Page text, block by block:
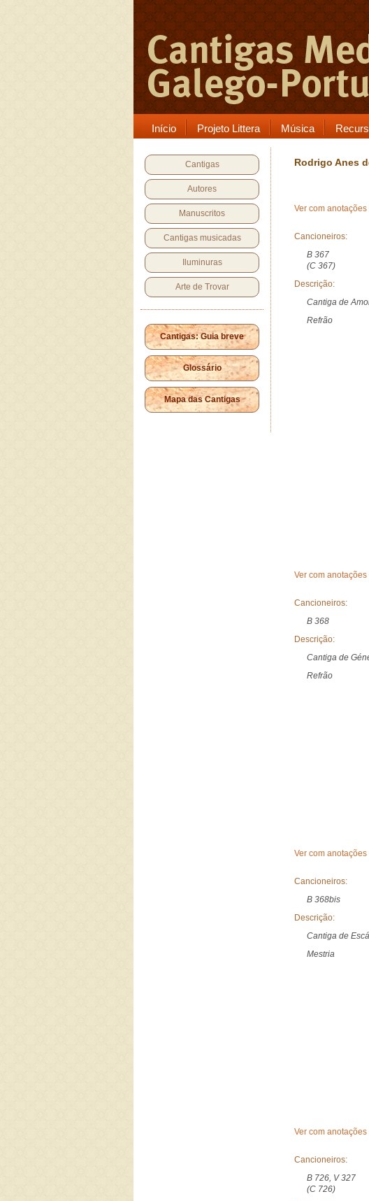
Início Projeto Littera Música
Cantigas
Autores
Manuscritos
Cantigas musicadas
Iluminuras
Arte de Trovar
Cantigas: Guia breve
Glossário
Mapa das Cantigas
Rodrigo Anes
Ver com anotações
Cancioneiros:
B 367
(C 367)
Descrição:
Cantiga de
Refrão
Ver com anotações
Cancioneiros:
B 368
Descrição:
Cantiga de
Refrão
Ver com anotações
Cancioneiros:
B 368bis
Descrição:
Cantiga de
Mestria
Ver com anotações
Cancioneiros:
B 726, V 327
(C 726)